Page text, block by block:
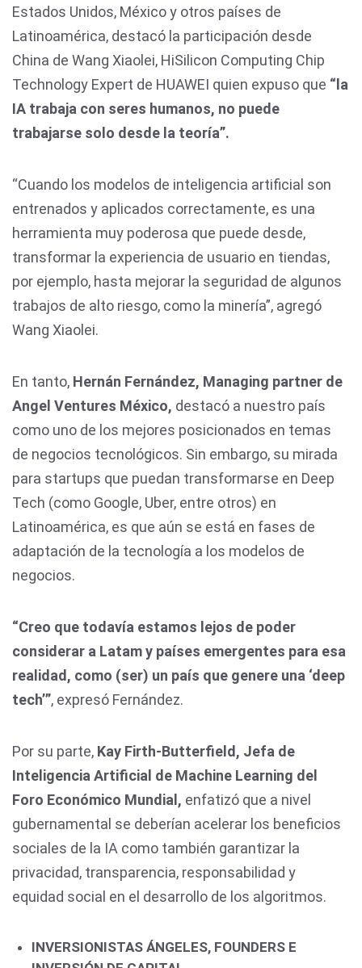
Estados Unidos, México y otros países de
Latinoamérica, destacó la participación desde
China de Wang Xiaolei, HiSilicon Computing Chip
Technology Expert de HUAWEI quien expuso que “la
IA trabaja con seres humanos, no puede
trabajarse solo desde la teoría”.
“Cuando los modelos de inteligencia artificial son
entrenados y aplicados correctamente, es una
herramienta muy poderosa que puede desde,
transformar la experiencia de usuario en tiendas,
por ejemplo, hasta mejorar la seguridad de algunos
trabajos de alto riesgo, como la minería”, agregó
Wang Xiaolei.
En tanto, Hernán Fernández, Managing partner de
Angel Ventures México, destacó a nuestro país
como uno de los mejores posicionados en temas
de negocios tecnológicos. Sin embargo, su mirada
para startups que puedan transformarse en Deep
Tech (como Google, Uber, entre otros) en
Latinoamérica, es que aún se está en fases de
adaptación de la tecnología a los modelos de
negocios.
“Creo que todavía estamos lejos de poder
considerar a Latam y países emergentes para esa
realidad, como (ser) un país que genere una ‘deep
tech’”, expresó Fernández.
Por su parte, Kay Firth-Butterfield, Jefa de
Inteligencia Artificial de Machine Learning del
Foro Económico Mundial, enfatizó que a nivel
gubernamental se deberían acelerar los beneficios
sociales de la IA como también garantizar la
privacidad, transparencia, responsabilidad y
equidad social en el desarrollo de los algoritmos.
INVERSIONISTAS ÁNGELES, FOUNDERS E